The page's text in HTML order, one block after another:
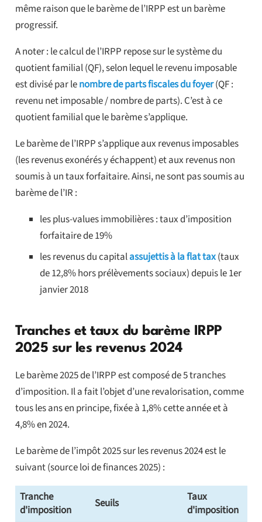
même raison que le barème de l’IRPP est un barème
progressif.
A noter : le calcul de l’IRPP repose sur le système du
quotient familial (QF), selon lequel le revenu imposable
est divisé par lenombre de parts fiscales du foyer(QF :
revenu net imposable / nombre de parts). C’est à ce
quotient familial que le barème s’applique.
Le barème de l’IRPP s’applique aux revenus imposables
(les revenus exonérés y échappent) et aux revenus non
soumis à un taux forfaitaire. Ainsi, ne sont pas soumis au
barème de l’IR :
les plus-values immobilières : taux d’imposition
forfaitaire de 19%
les revenus du capitalassujettis à la flat tax(taux
de 12,8% hors prélèvements sociaux) depuis le 1er
janvier 2018
Tranches et taux du barème IRPP
2025 sur les revenus 2024
Le barème 2025 de l’IRPP est composé de 5 tranches
d’imposition. Il a fait l’objet d’une revalorisation, comme
tous les ans en principe, fixée à 1,8% cette année et à
4,8% en 2024.
Le barème de l’impôt 2025 sur les revenus 2024 est le
suivant (source loi de finances 2025) :
Tranche
d'imposition
Seuils
Taux
d'imposition